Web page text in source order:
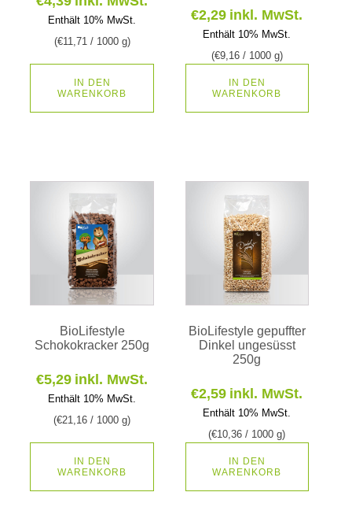
Enthält 10% MwSt.
(€11,71 / 1000 g)
IN DEN
WARENKORB
€2,29 inkl. MwSt.
Enthält 10% MwSt.
(€9,16/ 1000 g)
IN DEN
WARENKORB
BioLifestyle
Schokokracker 250g
€5,29 inkl. MwSt.
Enthält 10% MwSt.
(€21,16 / 1000 g)
IN DEN
WARENKORB
BioLifestyle gepuffter
Dinkel ungesüsst
250g
€2,59 inkl. MwSt.
Enthält 10% MwSt.
(€10,36 / 1000 g)
IN DEN
WARENKORB